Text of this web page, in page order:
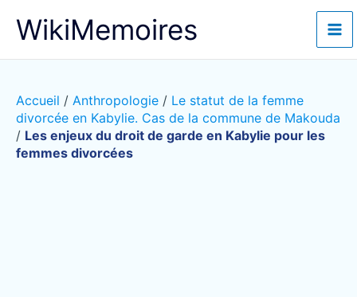
WikiMemoires
Accueil / Anthropologie / Le statut de la femme
divorcée en Kabylie. Cas de la commune de Makouda
/ Les enjeux du droit de garde en Kabylie pour les
femmes divorcées